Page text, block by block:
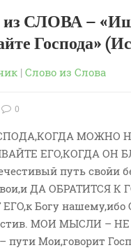
ИХ"
Для Лидеров/
СЛОВА –
Господа»
| Слово из Слова
0
МОЖНО
ЕГО,КОГДА ОН
путь свойи
ДА ОБРАТИТСЯ К
Богу нашему,ибо
МОИ МЫСЛИ –
пути Мои,говорит